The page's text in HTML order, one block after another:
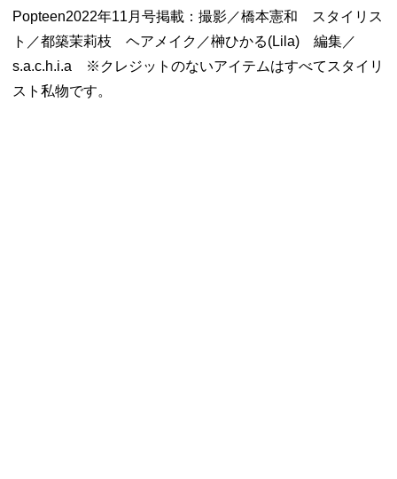
Popteen2022年11月号掲載：撮影／橋本憲和 スタイリス
ト／都築茉莉枝 ヘアメイク／榊ひかる(Lila) 編集／
s.a.c.h.i.a ※クレジットのないアイテムはすべてスタイリ
スト私物です。